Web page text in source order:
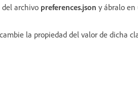
del archivo preferences.json y ábralo
la propiedad del valor de dicha